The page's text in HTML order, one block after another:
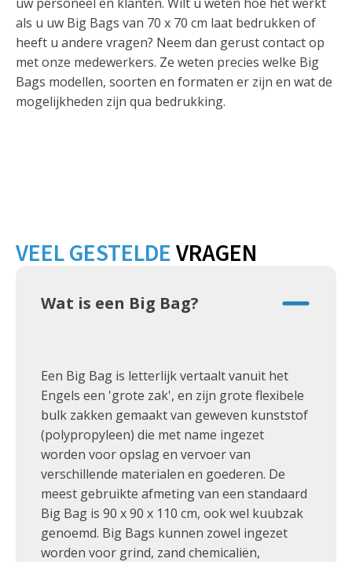
als u uw Big Bags van 70 x 70 cm laat bedrukken of
heeft u andere vragen? Neem dan gerust contact op
met onze medewerkers. Ze weten precies welke Big
Bags modellen, soorten en formaten er zijn en wat de
mogelijkheden zijn qua bedrukking.
VEEL GESTELDEVRAGEN
Wat is een Big Bag?
Een Big Bag is letterlijk vertaalt vanuit het
Engels een 'grote zak', en zijn grote flexibele
bulk zakken gemaakt van geweven kunststof
(polypropyleen) die met name ingezet
worden voor opslag en vervoer van
verschillende materialen en goederen. De
meest gebruikte afmeting van een standaard
Big Bag is 90 x 90 x 110 cm, ook wel kuubzak
genoemd. Big Bags kunnen zowel ingezet
worden voor grind, zand chemicaliën,